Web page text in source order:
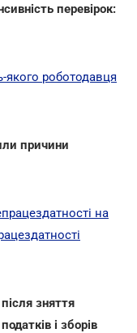
перевірок:
якого роботодавця
причини
на
зняття
і зборів